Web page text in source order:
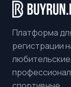
Платформа
регистрации
любительские